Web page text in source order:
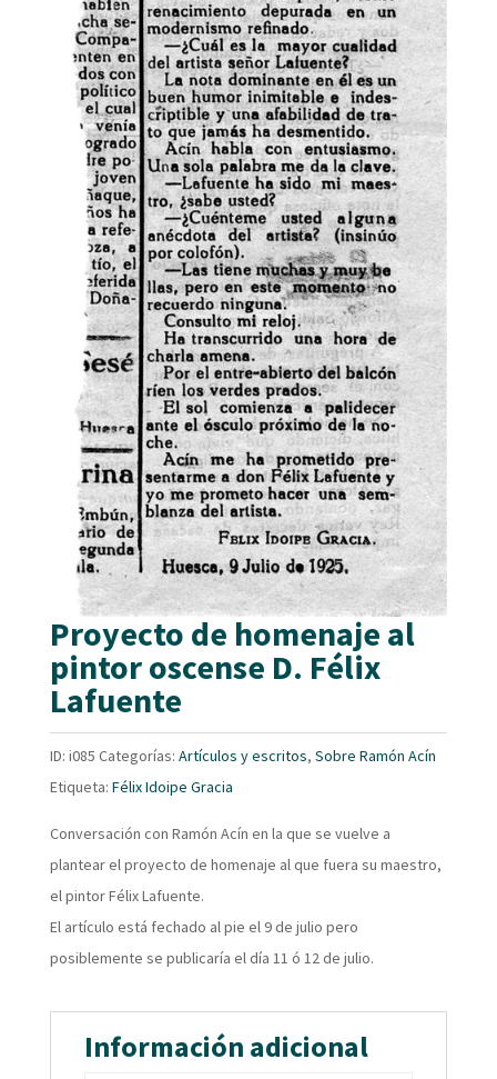
Proyecto de homenaje al
pintor oscense D. Félix
Lafuente
ID: i085 Categorías: Artículos y escritos, Sobre Ramón Acín
Etiqueta: Félix Idoipe Gracia
Conversación con Ramón Acín en la que se vuelve a
plantear el proyecto de homenaje al que fuera su maestro,
el pintor Félix Lafuente.
El artículo está fechado al pie el 9 de julio pero
posiblemente se publicaría el día 11 ó 12 de julio.
Información adicional